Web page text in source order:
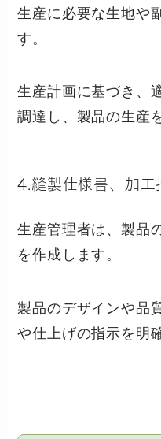
生産に必要な生地や
す。
生産計画に基づき、
調達し、製品の生産
4.縫製仕様書、加工
生産管理者は、製品
を作成します。
製品のデザインや品
や仕上げの指示を明